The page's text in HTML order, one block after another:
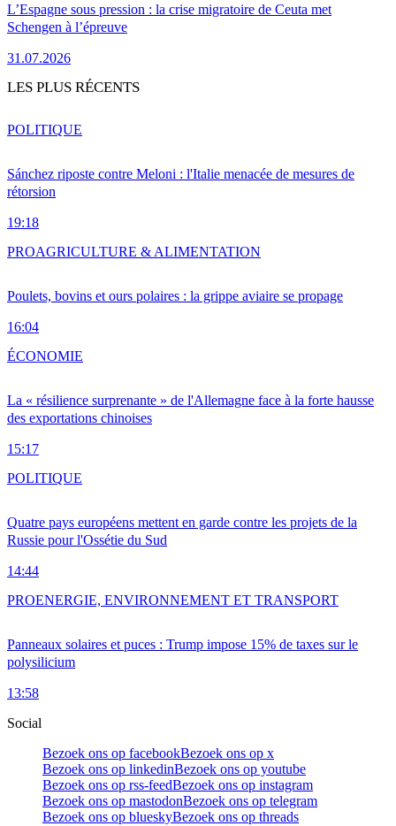
L’Espagne sous pression : la crise migratoire de Ceuta met
Schengen à l’épreuve
31.07.2026
LES PLUS RÉCENTS
Sánchez riposte contre Meloni : l'Italie menacée de mesures de
rétorsion
19:18
POLITIQUE
Poulets, bovins et ours polaires : la grippe aviaire se propage
16:04
PROAGRICULTURE & ALIMENTATION
La « résilience surprenante » de l'Allemagne face à la forte hausse
des exportations chinoises
15:17
ÉCONOMIE
Quatre pays européens mettent en garde contre les projets de la
Russie pour l'Ossétie du Sud
14:44
POLITIQUE
Panneaux solaires et puces : Trump impose 15% de taxes sur le
polysilicium
13:58
PROENERGIE, ENVIRONNEMENT ET TRANSPORT
Social
Bezoek ons op facebookBezoek ons op x
Bezoek ons op linkedinBezoek ons op youtube
Bezoek ons op rss-feedBezoek ons op instagram
Bezoek ons op mastodonBezoek ons op telegram
Bezoek ons op blueskyBezoek ons op threads